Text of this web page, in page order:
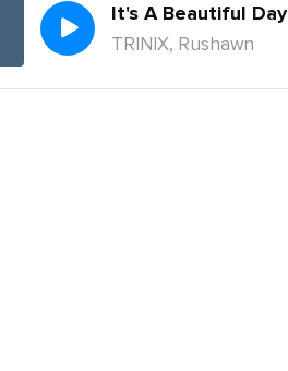
It's A Beautiful Day
TRINIX, Rushawn